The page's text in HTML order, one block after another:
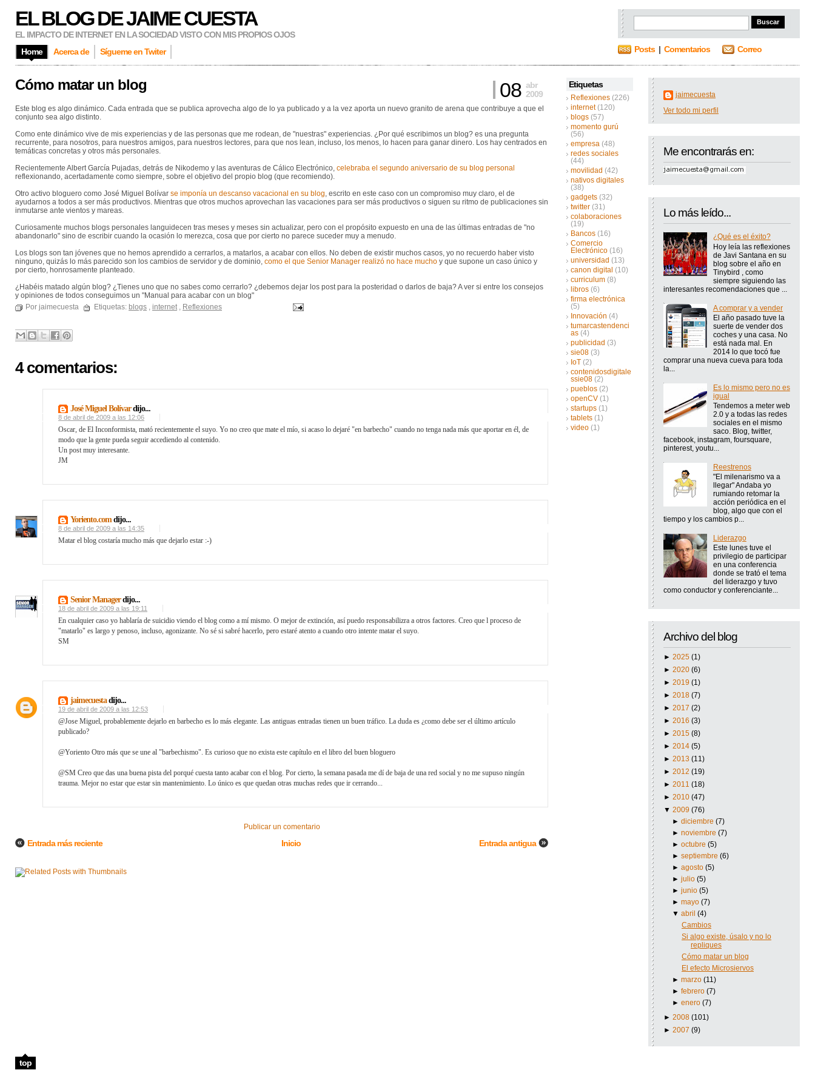
EL BLOG DE JAIME CUESTA
EL IMPACTO DE INTERNET EN LA SOCIEDAD VISTO CON MIS PROPIOS OJOS
Home
Acerca de Sígueme en Twiter Posts| Comentarios Correo
Etiquetas
Reflexiones (226)
internet (120)
blogs (57)
momento gurú
(56)
empresa (48)
redes sociales
(44)
movilidad (42)
nativos digitales
(38)
gadgets (32)
twitter (31)
colaboraciones
(19)
Bancos (16)
Comercio
Electrónico (16)
universidad (13)
canon digital (10)
curriculum (8)
libros (6)
firma electrónica
(5)
Innovación (4)
tumarcastendenci
as (4)
publicidad (3)
sie08 (3)
IoT (2)
contenidosdigitale
ssie08 (2)
pueblos (2)
openCV (1)
startups (1)
tablets (1)
video (1)
jaimecuesta
Ver todo mi perfil
Me encontrarás en:
Lo más leído...
¿Qué es el éxito?
Hoy leía las reflexiones
de Javi Santana en su
blog sobre el año en
Tinybird , como
siempre siguiendo las
interesantes recomendaciones que ...
A comprar y a vender
El año pasado tuve la
suerte de vender dos
coches y una casa. No
está nada mal. En
2014 lo que tocó fue
comprar una nueva cueva para toda
la...
Es lo mismo pero no es
igual
Tendemos a meter web
2.0 y a todas las redes
sociales en el mismo
saco. Blog, twitter,
facebook, instagram, foursquare,
pinterest, youtu...
Reestrenos
"El milenarismo va a
llegar" Andaba yo
rumiando retomar la
acción periódica en el
blog, algo que con el
tiempo y los cambios p...
Liderazgo
Este lunes tuve el
privilegio de participar
en una conferencia
donde se trató el tema
del liderazgo y tuvo
como conductor y conferenciante...
Archivo del blog
► 2025 (1)
► 2020 (6)
► 2019 (1)
► 2018 (7)
► 2017 (2)
► 2016 (3)
► 2015 (8)
► 2014 (5)
► 2013 (11)
► 2012 (19)
► 2011 (18)
► 2010 (47)
▼ 2009 (76)
►diciembre(7)
►noviembre(7)
►octubre(5)
►septiembre(6)
►agosto(5)
►julio(5)
►junio(5)
►mayo(7)
▼abril(4)
Cambios
Si algo existe, úsalo y no lo
repliques
Cómo matar un blog
El efecto Microsiervos
►marzo(11)
►febrero(7)
►enero(7)
► 2008 (101)
► 2007 (9)
Cómo matar un blog 08 abr
2009
Este blog es algo dinámico. Cada entrada que se publica aprovecha algo de lo ya publicado y a la vez aporta un nuevo granito de arena que contribuye a que el
conjunto sea algo distinto.
Como ente dinámico vive de mis experiencias y de las personas que me rodean, de "nuestras" experiencias. ¿Por qué escribimos un blog? es una pregunta
recurrente, para nosotros, para nuestros amigos, para nuestros lectores, para que nos lean, incluso, los menos, lo hacen para ganar dinero. Los hay centrados en
temáticas concretas y otros más personales.
Recientemente Albert García Pujadas, detrás de Nikodemo y las aventuras de Cálico Electrónico, celebraba el segundo aniversario de su blog personal
reflexionando, acertadamente como siempre, sobre el objetivo del propio blog (que recomiendo).
Otro activo bloguero como José Miguel Bolívar se imponía un descanso vacacional en su blog, escrito en este caso con un compromiso muy claro, el de
ayudarnos a todos a ser más productivos. Mientras que otros muchos aprovechan las vacaciones para ser más productivos o siguen su ritmo de publicaciones sin
inmutarse ante vientos y mareas.
Curiosamente muchos blogs personales languidecen tras meses y meses sin actualizar, pero con el propósito expuesto en una de las últimas entradas de "no
abandonarlo" sino de escribir cuando la ocasión lo merezca, cosa que por cierto no parece suceder muy a menudo.
Los blogs son tan jóvenes que no hemos aprendido a cerrarlos, a matarlos, a acabar con ellos. No deben de existir muchos casos, yo no recuerdo haber visto
ninguno, quizás lo más parecido son los cambios de servidor y de dominio, como el que Senior Manager realizó no hace mucho y que supone un caso único y
por cierto, honrosamente planteado.
¿Habéis matado algún blog? ¿Tienes uno que no sabes como cerrarlo? ¿debemos dejar los post para la posteridad o darlos de baja? A ver si entre los consejos
y opiniones de todos conseguimos un "Manual para acabar con un blog"
Por jaimecuesta
Etiquetas: blogs , internet , Reflexiones
4 comentarios:
José Miguel Bolívardijo...
8 de abril de 2009 a las 12:06
Oscar, de El Inconformista, mató recientemente el suyo. Yo no creo que mate el mío, si acaso lo dejaré "en barbecho" cuando no tenga nada más que aportar en él, de
modo que la gente pueda seguir accediendo al contenido.
Un post muy interesante.
JM
Yoriento.comdijo...
8 de abril de 2009 a las 14:35
Matar el blog costaría mucho más que dejarlo estar :-)
Senior Managerdijo...
18 de abril de 2009 a las 19:11
En cualquier caso yo hablaría de suicidio viendo el blog como a mí mismo. O mejor de extinción, así puedo responsabilizra a otros factores. Creo que l proceso de
"matarlo" es largo y penoso, incluso, agonizante. No sé si sabré hacerlo, pero estaré atento a cuando otro intente matar el suyo.
SM
jaimecuestadijo...
19 de abril de 2009 a las 12:53
@Jose Miguel, probablemente dejarlo en barbecho es lo más elegante. Las antiguas entradas tienen un buen tráfico. La duda es ¿como debe ser el último artículo
publicado?
@Yoriento Otro más que se une al "barbechismo". Es curioso que no exista este capítulo en el libro del buen bloguero
@SM Creo que das una buena pista del porqué cuesta tanto acabar con el blog. Por cierto, la semana pasada me dí de baja de una red social y no me supuso ningún
trauma. Mejor no estar que estar sin mantenimiento. Lo único es que quedan otras muchas redes que ir cerrando...
Publicar un comentario
Entrada más reciente Entrada antigua
Inicio
top